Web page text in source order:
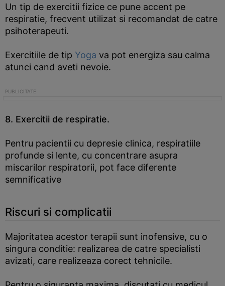
Un tip de exercitii fizice ce pune accent pe
respiratie, frecvent utilizat si recomandat de catre
psihoterapeuti.
Exercitiile de tip Yoga va pot energiza sau calma
atunci cand aveti nevoie.
8. Exercitii de respiratie.
Pentru pacientii cu depresie clinica, respiratiile
profunde si lente, cu concentrare asupra
miscarilor respiratorii, pot face diferente
semnificative
Riscuri si complicatii
Majoritatea acestor terapii sunt inofensive, cu o
singura conditie: realizarea de catre specialisti
avizati, care realizeaza corect tehnicile.